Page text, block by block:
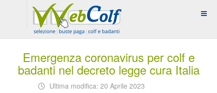
Emergenza coronavirus per colf e
badanti nel decreto legge cura Italia
Ultima modifica: 20 Aprile 2023